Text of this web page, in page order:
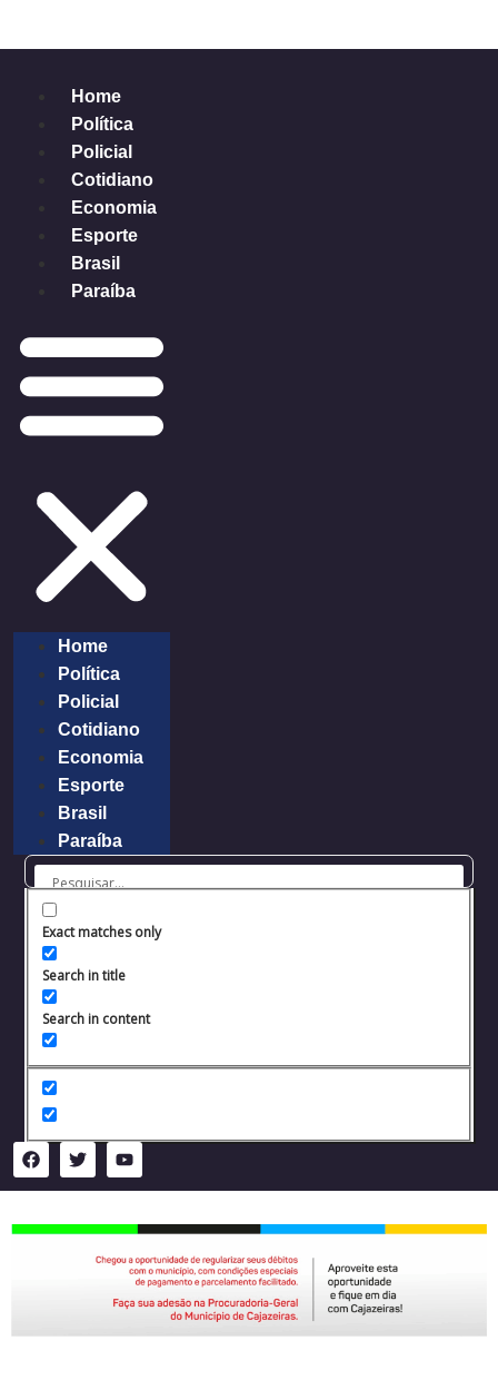
Home
Política
Policial
Cotidiano
Economia
Esporte
Brasil
Paraíba
Home
Política
Policial
Cotidiano
Economia
Esporte
Brasil
Paraíba
Exact matches only
Search in title
Search in content